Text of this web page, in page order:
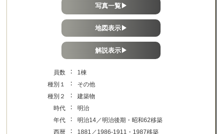
写真一覧▶
地図表示▶
解説表示▶
員数 ：
1棟
種別１
：
その他
種別２
：
建築物
時代
：
明治
年代
：
明治14／明治後期・昭和62移築
西暦
：
1881／1986-1911・1987移築